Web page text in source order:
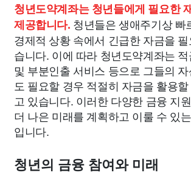
청년도약계좌는 청년들에게 필요한
제공합니다. 청년들은 생애주기상 빠
경제적 상황 속에서 긴급한 자금을
습니다. 이에 따라 청년도약계좌는
및 부분인출 서비스 등으로 그들의
도 필요할 경우 적절히 자금을 활용
고 있습니다. 이러한 다양한 금융 지
더 나은 미래를 계획하고 이룰 수 있
입니다.
청년의 금융 참여와 미래